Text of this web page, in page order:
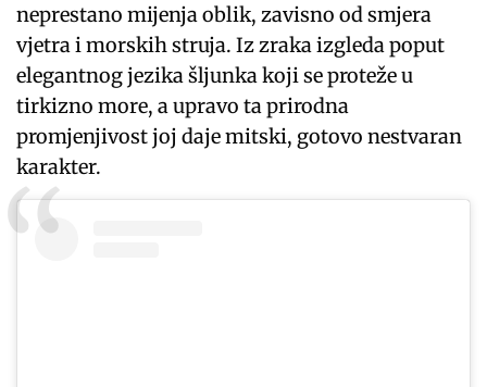
neprestano mijenja oblik, zavisno od smjera
vjetra i morskih struja. Iz zraka izgleda poput
elegantnog jezika šljunka koji se proteže u
tirkizno more, a upravo ta prirodna
promjenjivost joj daje mitski, gotovo nestvaran
karakter.